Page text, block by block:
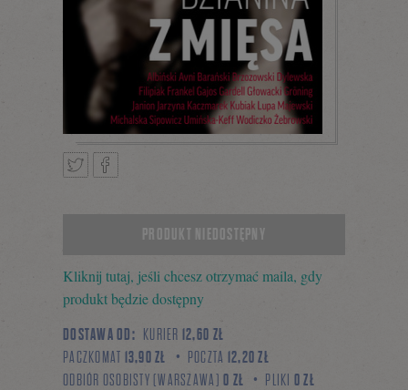
się
na
PRODUKT NIEDOSTĘPNY
Kliknij tutaj, jeśli chcesz otrzymać maila, gdy
produkt będzie dostępny
DOSTAWA OD: KURIER 12,60 ZŁ
PACZKOMAT 13,90 ZŁ POCZTA 12,20 ZŁ
ODBIÓR OSOBISTY (WARSZAWA) 0 ZŁ PLIKI 0 ZŁ